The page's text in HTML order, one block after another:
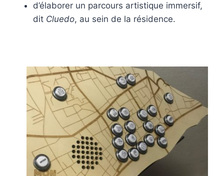
d’élaborer un parcours artistique immersif,
dit Cluedo, au sein de la résidence.